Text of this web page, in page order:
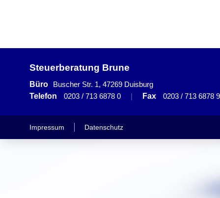
Steuerberatung Brune
Büro
Buscher Str. 1, 47269 Duisburg
Telefon
0203 / 713 6878 0 | Fax 0203 / 713 6878 9
Impressum Datenschutz